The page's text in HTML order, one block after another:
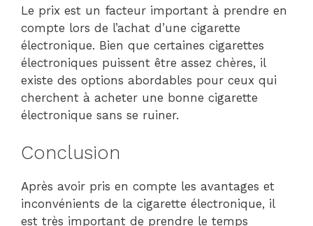
Le prix est un facteur important à prendre en
compte lors de l’achat d’une cigarette
électronique. Bien que certaines cigarettes
électroniques puissent être assez chères, il
existe des options abordables pour ceux qui
cherchent à acheter une bonne cigarette
électronique sans se ruiner.
Conclusion
Après avoir pris en compte les avantages et
inconvénients de la cigarette électronique, il
est très important de prendre le temps